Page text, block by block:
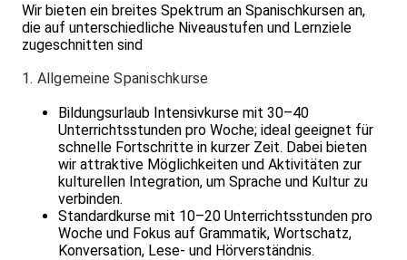
Wir bieten ein breites Spektrum an Spanischkursen an,
die auf unterschiedliche Niveaustufen und Lernziele
zugeschnitten sind
1. Allgemeine Spanischkurse
Bildungsurlaub Intensivkurse mit 30–40
Unterrichtsstunden pro Woche; ideal geeignet für
schnelle Fortschritte in kurzer Zeit. Dabei bieten
wir attraktive Möglichkeiten und Aktivitäten zur
kulturellen Integration, um Sprache und Kultur zu
verbinden.
Standardkurse mit 10–20 Unterrichtsstunden pro
Woche und Fokus auf Grammatik, Wortschatz,
Konversation, Lese- und Hörverständnis.